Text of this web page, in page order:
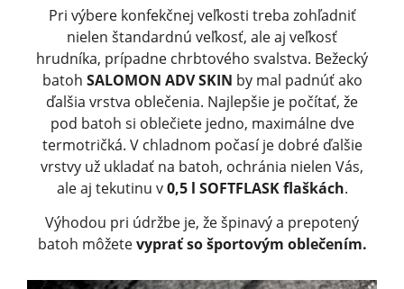
Pri výbere konfekčnej veľkosti treba zohľadniť
nielen štandardnú veľkosť, ale aj veľkosť
hrudníka, prípadne chrbtového svalstva. Bežecký
batoh SALOMON ADV SKIN by mal padnúť ako
ďalšia vrstva oblečenia. Najlepšie je počítať, že
pod batoh si oblečiete jedno, maximálne dve
termotričká. V chladnom počasí je dobré ďalšie
vrstvy už ukladať na batoh, ochránia nielen Vás,
ale aj tekutinu v0,5 l SOFTFLASK flaškách.
Výhodou pri údržbe je, že špinavý a prepotený
batoh môžetevyprať so športovým oblečením.